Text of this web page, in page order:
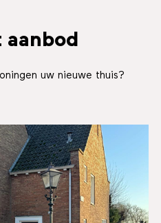
aanbod
uw nieuwe thuis?